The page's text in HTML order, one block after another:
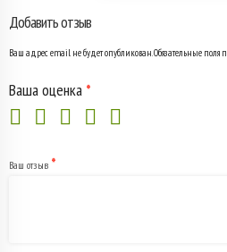
Добавить отзыв
Ваш адрес email не будет опубликован. Обязательные поля
Ваша оценка *
Ваш отзыв *